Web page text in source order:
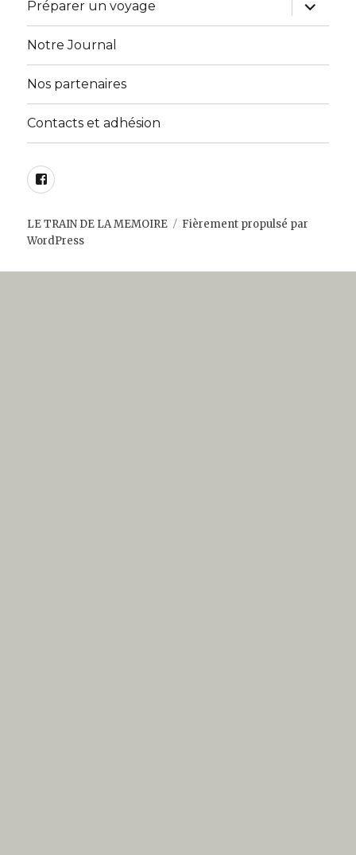
Préparer un voyage
le
sous-
Notre Journal
Nos partenaires
Contacts et adhésion
Facebook
LE TRAIN DE LA MEMOIRE
Fièrement propulsé par
WordPress